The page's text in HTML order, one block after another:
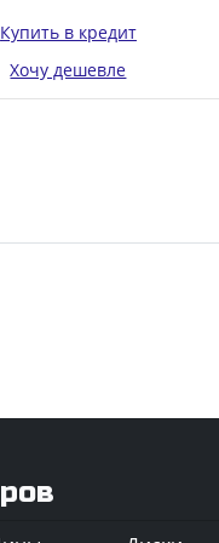
Купить в кредит
Хочу дешевле